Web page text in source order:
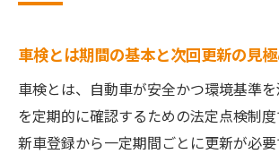
車検とは期間の基本と次回更新の見
車検とは、自動車が安全かつ環境基準
を定期的に確認するための法定点検制
新車登録から一定期間ごとに更新が必